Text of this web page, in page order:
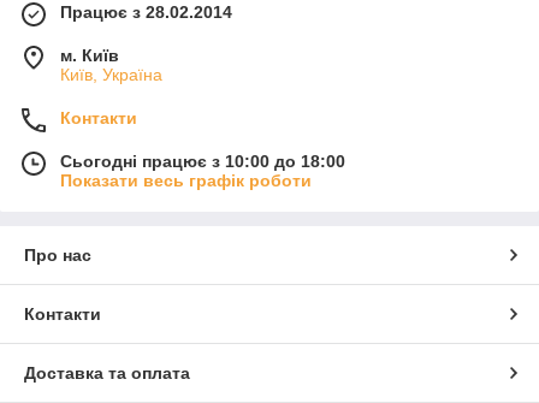
Працює з 28.02.2014
м. Київ
Київ, Україна
Контакти
Сьогодні працює з 10:00 до 18:00
Показати весь графік роботи
Про нас
Контакти
Доставка та оплата